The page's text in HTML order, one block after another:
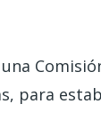
para